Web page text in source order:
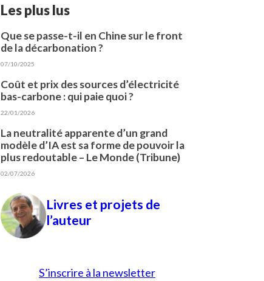
Les plus lus
Que se passe-t-il en Chine sur le front
de la décarbonation ?
07/10/2025
Coût et prix des sources d’électricité
bas-carbone : qui paie quoi ?
22/01/2026
La neutralité apparente d’un grand
modèle d’IA est sa forme de pouvoir la
plus redoutable – Le Monde (Tribune)
02/07/2026
Livres et projets de
l’auteur
S’inscrire à la newsletter